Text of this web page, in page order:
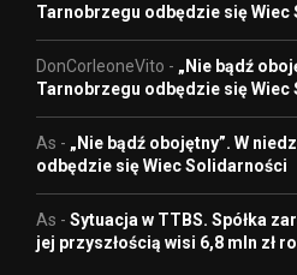
Tarnobrzegu odbędzie się Wiec
DonCorleoneVito - „Nie bądź
Tarnobrzegu odbędzie się Wiec
As - „Nie bądź obojętny”. W
odbędzie się Wiec Solidarności
As - Sytuacja w TTBS. Spółka
jej przyszłością wisi 6,8 mln zł